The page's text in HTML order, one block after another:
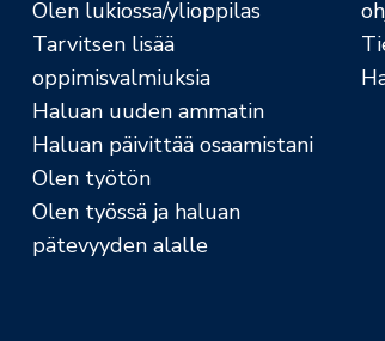
Olen lukiossa/ylioppilas
Tarvitsen lisää
oppimisvalmiuksia
Haluan uuden ammatin
Haluan päivittää osaamistani
Olen työtön
Olen työssä ja haluan
pätevyyden alalle